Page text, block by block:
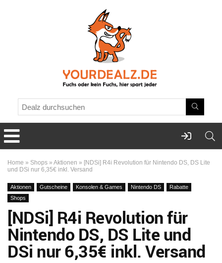
Home » Shops » Aktionen » [NDSi] R4i Revolution für Nintendo DS, DS Lite
und DSi nur 6,35€ inkl. Versand
Aktionen Gutscheine Konsolen & Games Nintendo DS
Rabatte
Shops
[NDSi] R4i Revolution für
Nintendo DS, DS Lite und
DSi nur 6,35€ inkl. Versand